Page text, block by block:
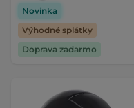
Novinka
Výhodné splátky
Doprava zadarmo